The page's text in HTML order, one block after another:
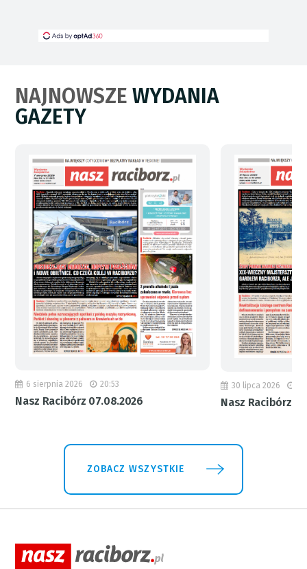
NAJNOWSZEWYDANIA
GAZETY
6 sierpnia 2026 20:53
Nasz Racibórz 07.08.2026
30 lipca 2026
Nasz Racibórz
ZOBACZ WSZYSTKIE